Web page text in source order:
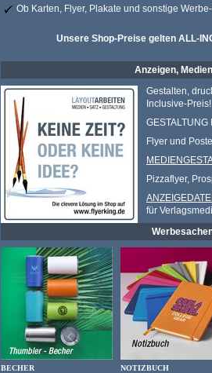
Ob Karten, Flyer, Plakate und sonstige
Unsere Shop-Preise gelten ALL-
Anzeigen,
Gestalten,
Inclusive-Preis!
Flyer und
Pizzaflyer,
für
BECHER NOTIZBUCH